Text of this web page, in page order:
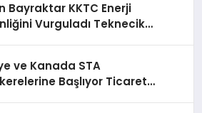
Bayraktar KKTC Enerji
Vurguladı Teknecik
ve Kanada STA
Başlıyor Ticaret